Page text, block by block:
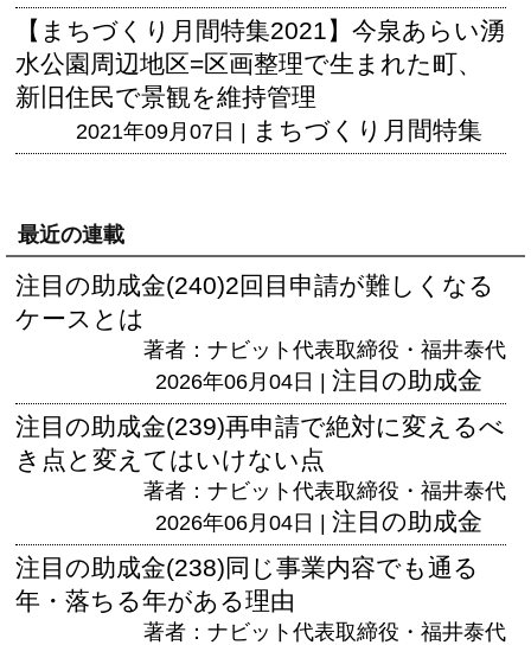
【まちづくり月間特集2021】今泉あらい湧
水公園周辺地区=区画整理で生まれた町、
新旧住民で景観を維持管理
2021年09月07日 | まちづくり月間特集
最近の連載
注目の助成金(240)2回目申請が難しくなる
ケースとは
著者：ナビット代表取締役・福井泰代
2026年06月04日 | 注目の助成金
注目の助成金(239)再申請で絶対に変えるべ
き点と変えてはいけない点
著者：ナビット代表取締役・福井泰代
2026年06月04日 | 注目の助成金
注目の助成金(238)同じ事業内容でも通る
年・落ちる年がある理由
著者：ナビット代表取締役・福井泰代